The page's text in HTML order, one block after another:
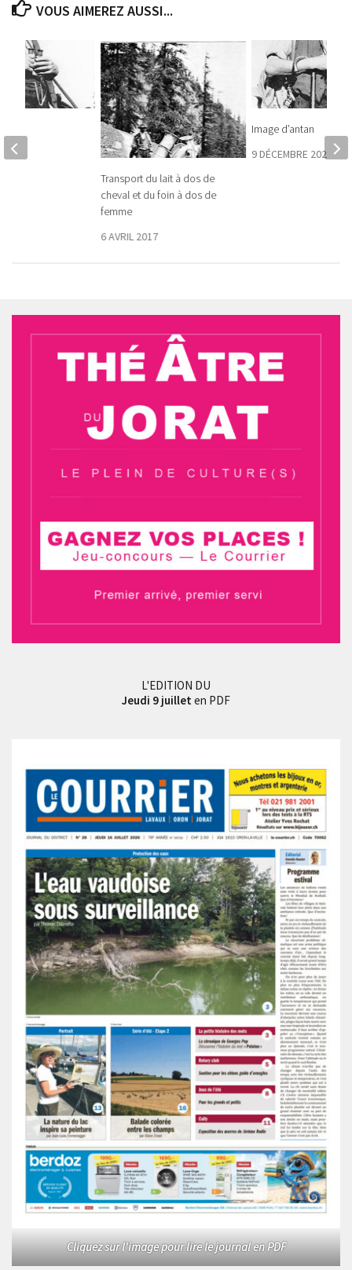
VOUS AIMEREZ AUSSI...
Transport du lait à dos de
cheval et du foin à dos de
femme
6 AVRIL 2017
Image d’antan
9 DÉCEMBRE 2021
L'EDITION DU
Jeudi 9 juillet en PDF
Cliquez sur l'image pour lire le journal en PDF